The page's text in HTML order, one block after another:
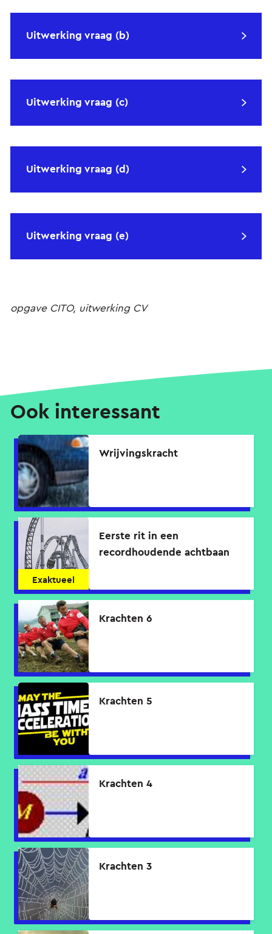
Uitwerking vraag (b)
Uitwerking vraag (c)
Uitwerking vraag (d)
Uitwerking vraag (e)
opgave CITO, uitwerking CV
Ook interessant
Wrijvingskracht
Exaktueel
Eerste rit in een
recordhoudende achtbaan
Krachten 6
Krachten 5
Krachten 4
Krachten 3